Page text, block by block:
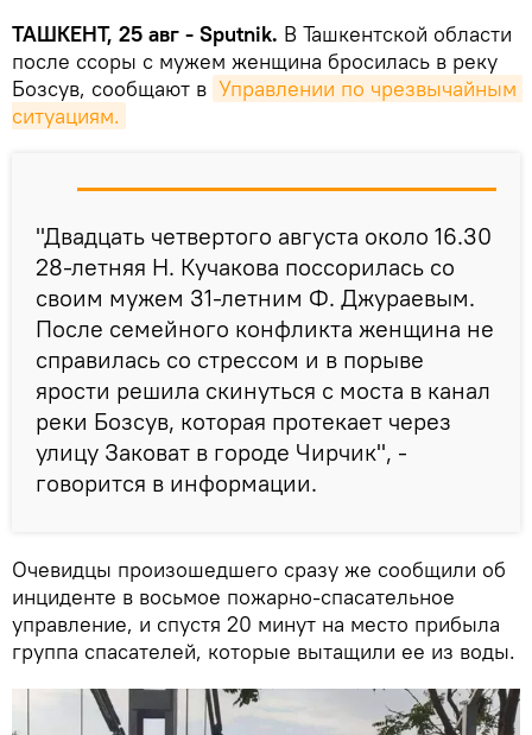
ТАШКЕНТ, 25 авг - Sputnik. В Ташкентской области
после ссоры с мужем женщина бросилась в реку
Бозсув, сообщают в Управлении по чрезвычайным
ситуациям.
"Двадцать четвертого августа около 16.30
28-летняя Н. Кучакова поссорилась со
своим мужем 31-летним Ф. Джураевым.
После семейного конфликта женщина не
справилась со стрессом и в порыве
ярости решила скинуться с моста в канал
реки Бозсув, которая протекает через
улицу Заковат в городе Чирчик", -
говорится в информации.
Очевидцы произошедшего сразу же сообщили об
инциденте в восьмое пожарно-спасательное
управление, и спустя 20 минут на место прибыла
группа спасателей, которые вытащили ее из воды.